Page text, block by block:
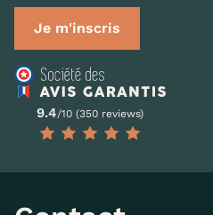
Je m'inscris
9.4/10 (350 reviews)